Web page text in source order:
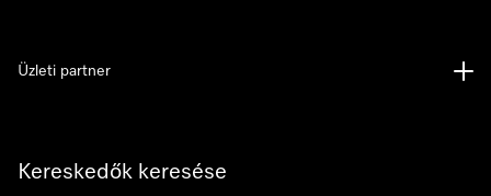
Kereskedők keresése
Üzleti partner